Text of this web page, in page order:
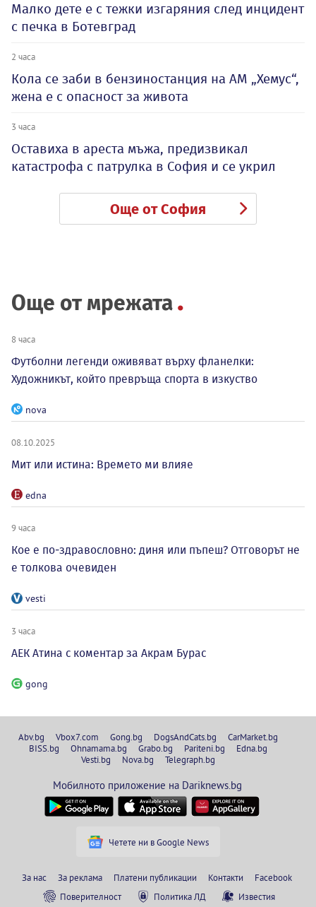
Малко дете е с тежки изгаряния след инцидент
с печка в Ботевград
2 часа
Кола се заби в бензиностанция на АМ „Хемус“,
жена е с опасност за живота
3 часа
Оставиха в ареста мъжа, предизвикал
катастрофа с патрулка в София и се укрил
Още от София
Още от мрежата
8 часа
Футболни легенди оживяват върху фланелки:
Художникът, който превръща спорта в изкуство
nova
08.10.2025
Мит или истина: Времето ми влияе
edna
9 часа
Кое е по-здравословно: диня или пъпеш? Отговорът не
е толкова очевиден
vesti
3 часа
АЕК Атина с коментар за Акрам Бурас
gong
Abv.bg Vbox7.com Gong.bg DogsAndCats.bg
CarMarket.bg
BISS.bg
Ohnamama.bg Grabo.bg Pariteni.bg
Edna.bg
Vesti.bg
Nova.bg Telegraph.bg
Мобилното приложение на Dariknews.bg
Четете ни в Google News
За нас За реклама Платени публикации Контакти
Facebook
Поверителност
Политика ЛД Известия